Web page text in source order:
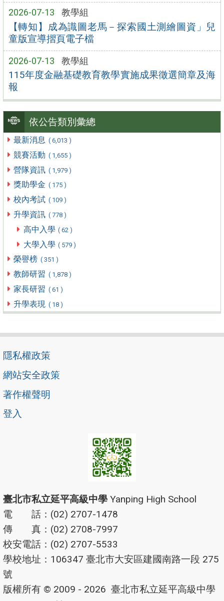
2026-07-13 教學組
【轉知】成為識圖老馬－探索國土測繪圖資」兒
童版宣導摺頁電子檔
2026-07-13 教學組
115年度金融基礎教育教學實施成果徵選簡章及海
報
依公告類別彙總
最新消息 ( 6,013 )
競賽活動 ( 1,655 )
營隊資訊 ( 1,979 )
獎助學金 ( 175 )
校內考試 ( 109 )
升學資訊 ( 778 )
高中入學 ( 62 )
大學入學 ( 579 )
榮譽榜 ( 351 )
教師研習 ( 1,878 )
家長研習 ( 61 )
升學表現 ( 18 )
隱私權政策
網站安全政策
著作權聲明
登入
臺北市私立延平高級中學 Yanping High School
電 話：(02) 2707-1478
傳 真：(02) 2708-7997
校安電話：(02) 2707-5533
學校地址：106347 臺北市大安區建國南路一段 275
號
版權所有 © 2009 - 2026 臺北市私立延平高級中學